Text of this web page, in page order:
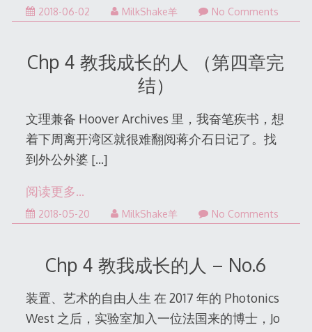
2018-06-022022-
MilkShake羊 No Comments
Chp 4 教我成长的人 （第四章完
结）
文理兼备 Hoover Archives 里，我奋笔疾书，想
着下周离开湾区就很难翻阅蒋介石日记了。找
到外公外婆 […]
阅读更多…
2018-05-202022-
MilkShake羊 No Comments
Chp 4 教我成长的人 – No.6
装置、艺术的自由人生 在 2017 年的 Photonics
West 之后，实验室加入一位法国来的博士，Jo